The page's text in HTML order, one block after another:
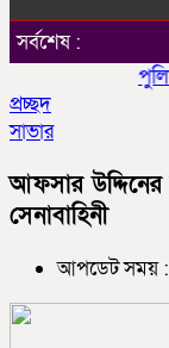
সর্বশেষ :
পুলিশের
প্রচ্ছদ
সাভার
আফসার উদ্দিনের
সেনাবাহিনী
আপডেট সময় :